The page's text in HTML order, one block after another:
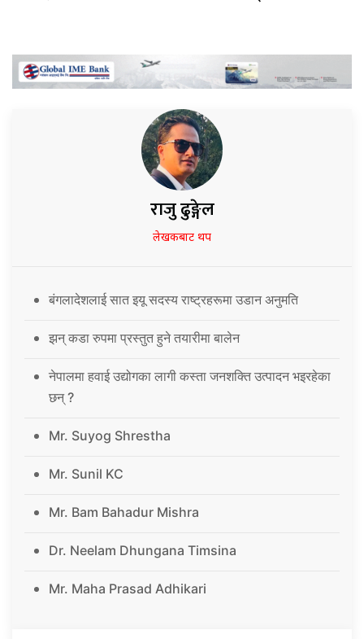
राजु ढुङ्गेल
लेखकबाट थप
बंगलादेशलाई सात इयू सदस्य राष्ट्रहरूमा उडान अनुमति
झन् कडा रुपमा प्रस्तुत हुने तयारीमा बालेन
नेपालमा हवाई उद्योगका लागी कस्ता जनशक्ति उत्पादन भइरहेका
छन् ?
Mr. Suyog Shrestha
Mr. Sunil KC
Mr. Bam Bahadur Mishra
Dr. Neelam Dhungana Timsina
Mr. Maha Prasad Adhikari